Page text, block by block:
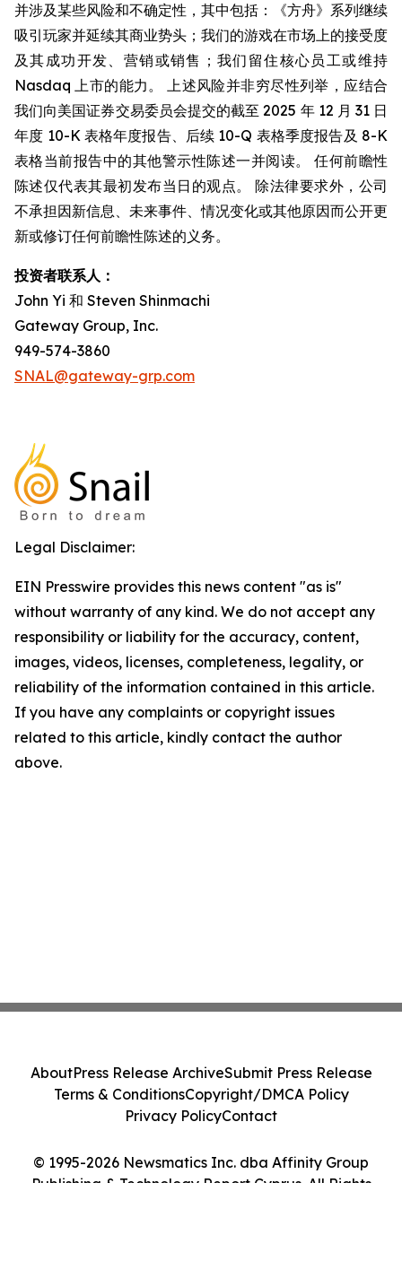
并涉及某些风险和不确定性，其中包括：《方舟》系列继续
吸引玩家并延续其商业势头；我们的游戏在市场上的接受度
及其成功开发、营销或销售；我们留住核心员工或维持
Nasdaq 上市的能力。 上述风险并非穷尽性列举，应结合
我们向美国证券交易委员会提交的截至 2025 年 12 月 31 日
年度 10-K 表格年度报告、后续 10-Q 表格季度报告及 8-K
表格当前报告中的其他警示性陈述一并阅读。 任何前瞻性
陈述仅代表其最初发布当日的观点。 除法律要求外，公司
不承担因新信息、未来事件、情况变化或其他原因而公开更
新或修订任何前瞻性陈述的义务。
投资者联系人：
John Yi 和 Steven Shinmachi
Gateway Group, Inc.
949-574-3860
SNAL@gateway-grp.com
Legal Disclaimer:
EIN Presswire provides this news content "as is"
without warranty of any kind. We do not accept any
responsibility or liability for the accuracy, content,
images, videos, licenses, completeness, legality, or
reliability of the information contained in this article.
If you have any complaints or copyright issues
related to this article, kindly contact the author
above.
© 1995-2026 Newsmatics Inc. dba Affinity Group
Publishing & Technology Report Cyprus. All Rights
AboutPress Release ArchiveSubmit Press Release
Terms & ConditionsCopyright/DMCA Policy
Privacy PolicyContact